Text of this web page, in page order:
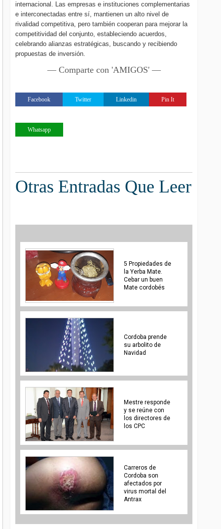
internacional. Las empresas e instituciones complementarias
e interconectadas entre sí, mantienen un alto nivel de
rivalidad competitiva, pero también cooperan para mejorar la
competitividad del conjunto, estableciendo acuerdos,
celebrando alianzas estratégicas, buscando y recibiendo
propuestas de inversión.
— Comparte con 'AMIGOS' —
Facebook Twitter Linkedin Pin It
Whatsapp
Otras Entradas Que Leer
5 Propiedades de
la Yerba Mate.
Cebar un buen
Mate cordobés
Cordoba prende
su arbolito de
Navidad
Mestre responde
y se reúne con
los directores de
los CPC
Carreros de
Cordoba son
afectados por
virus mortal del
Antrax